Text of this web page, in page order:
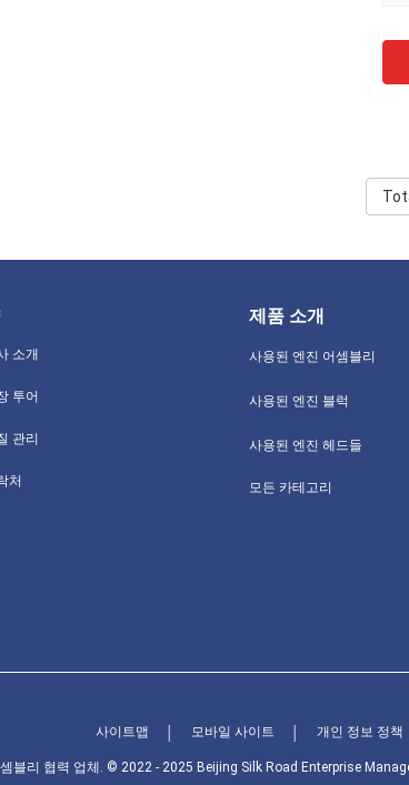
소개
투어
관리
처
제품 소개
사용된 엔진 어셈블리
사용된 엔진 블럭
사용된 엔진 헤드들
모든 카테고리
사이트맵 모바일 사이트 개인 정보 정책
블리 협력 업체. © 2022 - 2025 Beijing Silk Road Enterprise